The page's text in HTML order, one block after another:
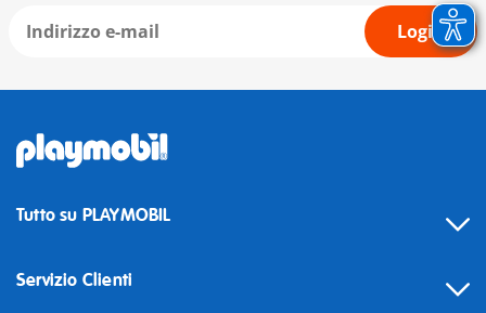
Login
Tutto su PLAYMOBIL
Servizio Clienti